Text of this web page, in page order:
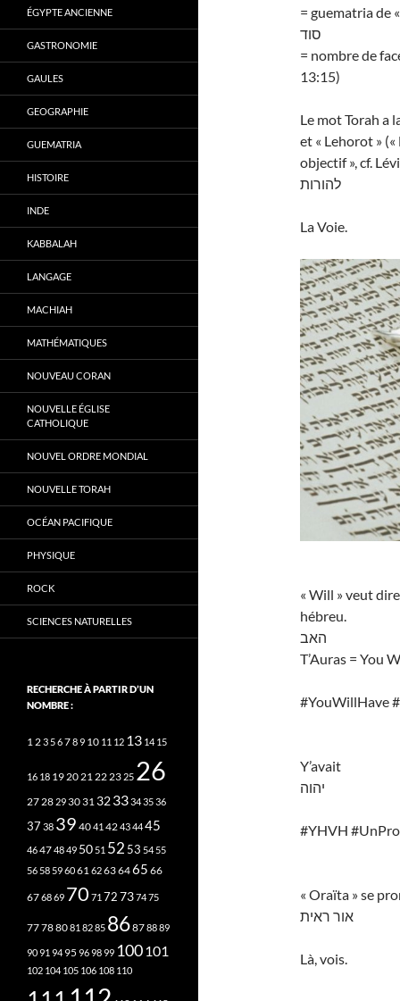
= guematria de
סוד
= nombre de
13:15)
Le mot Torah a
et « Lehorot » («
objectif », cf.
להורות
La Voie.
« Will » veut dire
hébreu.
האב
T’Auras = You
#YouWillHave
Y’avait
יהוה
#YHVH
« Oraïta » se
אור ראית
Là, vois.
ÉGYPTE ANCIENNE
GASTRONOMIE
GAULES
GEOGRAPHIE
GUEMATRIA
HISTOIRE
INDE
KABBALAH
LANGAGE
MACHIAH
MATHÉMATIQUES
NOUVEAU CORAN
NOUVELLE ÉGLISE
CATHOLIQUE
NOUVEL ORDRE MONDIAL
NOUVELLE TORAH
OCÉAN PACIFIQUE
PHYSIQUE
ROCK
SCIENCES NATURELLES
RECHERCHE À PARTIR D’UN
NOMBRE :
1 23 56789 10 11 12 13 14 15
16 18 1920212223 25 26
27 28 293031 3233343536
37 38 39 4041 42434445
46474849 50 51 52 53 54 55
56 58 596061 62636465 66
676869 70 71 72737475
77788081 8285 86878889
9091 94 95 969899 100101
102 104 105 106 108 110